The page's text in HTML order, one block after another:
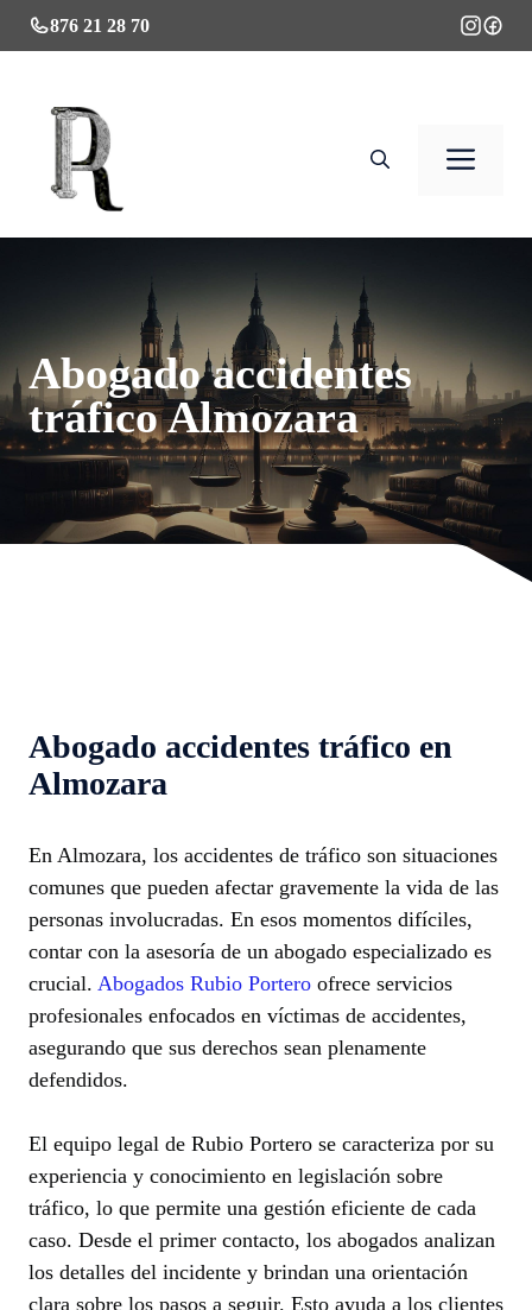
Saltar
al
876 21 28 70
Abogado accidentes
tráfico Almozara
Abogado accidentes tráfico en
Almozara
En Almozara, los accidentes de tráfico son situaciones
comunes que pueden afectar gravemente la vida de las
personas involucradas. En esos momentos difíciles,
contar con la asesoría de un abogado especializado es
crucial. Abogados Rubio Portero ofrece servicios
profesionales enfocados en víctimas de accidentes,
asegurando que sus derechos sean plenamente
defendidos.
El equipo legal de Rubio Portero se caracteriza por su
experiencia y conocimiento en legislación sobre
tráfico, lo que permite una gestión eficiente de cada
caso. Desde el primer contacto, los abogados analizan
los detalles del incidente y brindan una orientación
clara sobre los pasos a seguir. Esto ayuda a los clientes